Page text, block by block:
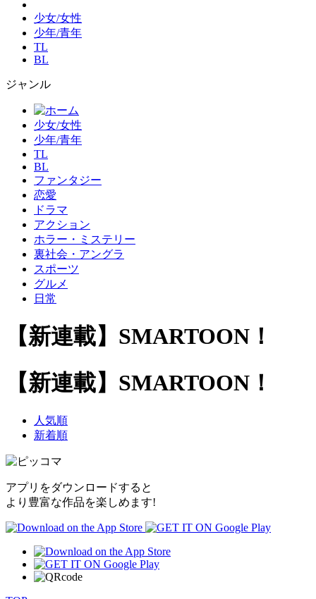
少女/女性
少年/青年
TL
BL
ジャンル
少女/女性
少年/青年
TL
BL
ファンタジー
恋愛
ドラマ
アクション
ホラー・ミステリー
裏社会・アングラ
スポーツ
グルメ
日常
【新連載】SMARTOON！
【新連載】SMARTOON！
人気順
新着順
アプリをダウンロードすると
より豊富な作品を楽しめます!